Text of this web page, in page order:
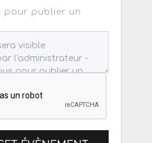
pour publier un